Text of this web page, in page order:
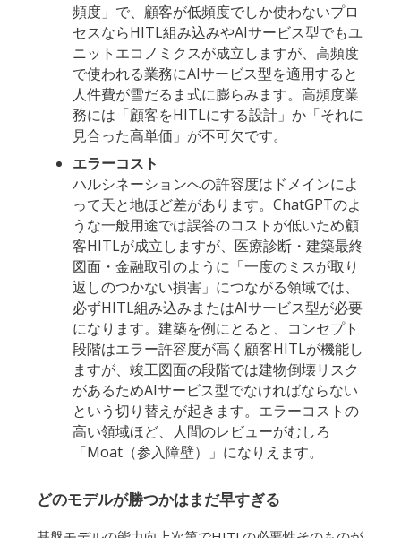
頻度」で、顧客が低頻度でしか使わないプロ
セスならHITL組み込みやAIサービス型でもユ
ニットエコノミクスが成立しますが、高頻度
で使われる業務にAIサービス型を適用すると
人件費が雪だるま式に膨らみます。高頻度業
務には「顧客をHITLにする設計」か「それに
見合った高単価」が不可欠です。
エラーコスト
ハルシネーションへの許容度はドメインによ
って天と地ほど差があります。ChatGPTのよ
うな一般用途では誤答のコストが低いため顧
客HITLが成立しますが、医療診断・建築最終
図面・金融取引のように「一度のミスが取り
返しのつかない損害」につながる領域では、
必ずHITL組み込みまたはAIサービス型が必要
になります。建築を例にとると、コンセプト
段階はエラー許容度が高く顧客HITLが機能し
ますが、竣工図面の段階では建物倒壊リスク
があるためAIサービス型でなければならない
という切り替えが起きます。エラーコストの
高い領域ほど、人間のレビューがむしろ
「Moat（参入障壁）」になりえます。
どのモデルが勝つかはまだ早すぎる